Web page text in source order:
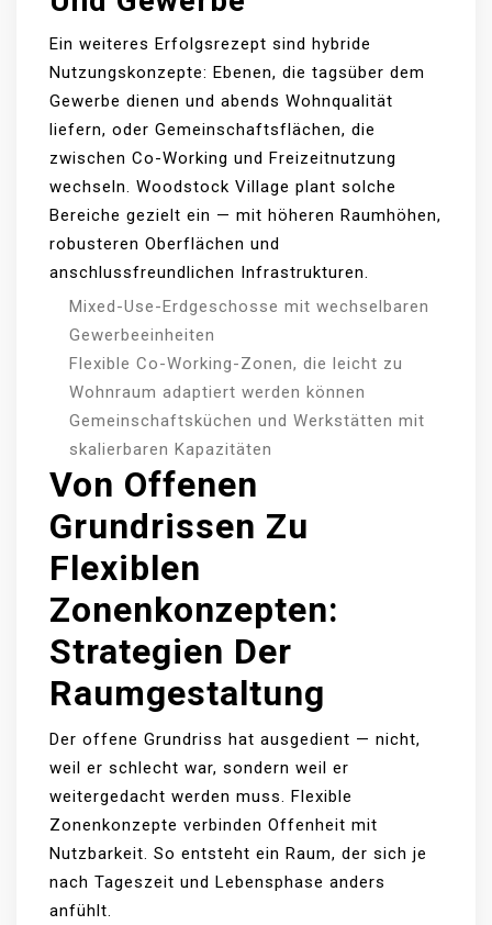
Ein weiteres Erfolgsrezept sind hybride
Nutzungskonzepte: Ebenen, die tagsüber dem
Gewerbe dienen und abends Wohnqualität
liefern, oder Gemeinschaftsflächen, die
zwischen Co-Working und Freizeitnutzung
wechseln. Woodstock Village plant solche
Bereiche gezielt ein — mit höheren Raumhöhen,
robusteren Oberflächen und
anschlussfreundlichen Infrastrukturen.
Mixed-Use-Erdgeschosse mit wechselbaren
Gewerbeeinheiten
Flexible Co-Working-Zonen, die leicht zu
Wohnraum adaptiert werden können
Gemeinschaftsküchen und Werkstätten mit
skalierbaren Kapazitäten
Von Offenen
Grundrissen Zu
Flexiblen
Zonenkonzepten:
Strategien Der
Raumgestaltung
Der offene Grundriss hat ausgedient — nicht,
weil er schlecht war, sondern weil er
weitergedacht werden muss. Flexible
Zonenkonzepte verbinden Offenheit mit
Nutzbarkeit. So entsteht ein Raum, der sich je
nach Tageszeit und Lebensphase anders
anfühlt.